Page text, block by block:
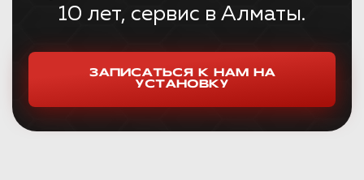
10 лет, сервис в Алматы.
ЗАПИСАТЬСЯ К НАМ НА
УСТАНОВКУ